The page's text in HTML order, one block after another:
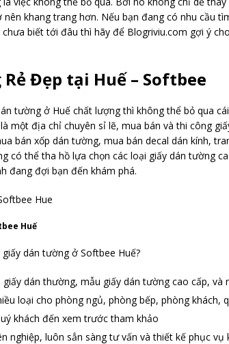
khang trang hơn. Nếu bạn đang có nhu cầu
biết tới đâu thì hãy để Blogriviu.com gợi ý
Đẹp tại Huế – Softbee
tường ở Huế chất lượng thì không thể bỏ qua
một địa chỉ chuyên sỉ lẽ, mua bán và thi công
bán xốp dán tường, mua bán decal dán kính,
có thể tha hồ lựa chọn các loại giấy dán tường
đang đợi bạn đến khám phá.
Huế
dán tường ở Softbee Huế?
dán thường, mẫu giấy dán tường cao cấp, và
loại cho phòng ngủ, phòng bếp, phòng khách,
khách đến xem trước tham khảo
nghiệp, luôn sẳn sàng tư vấn và thiết kế phục vụ